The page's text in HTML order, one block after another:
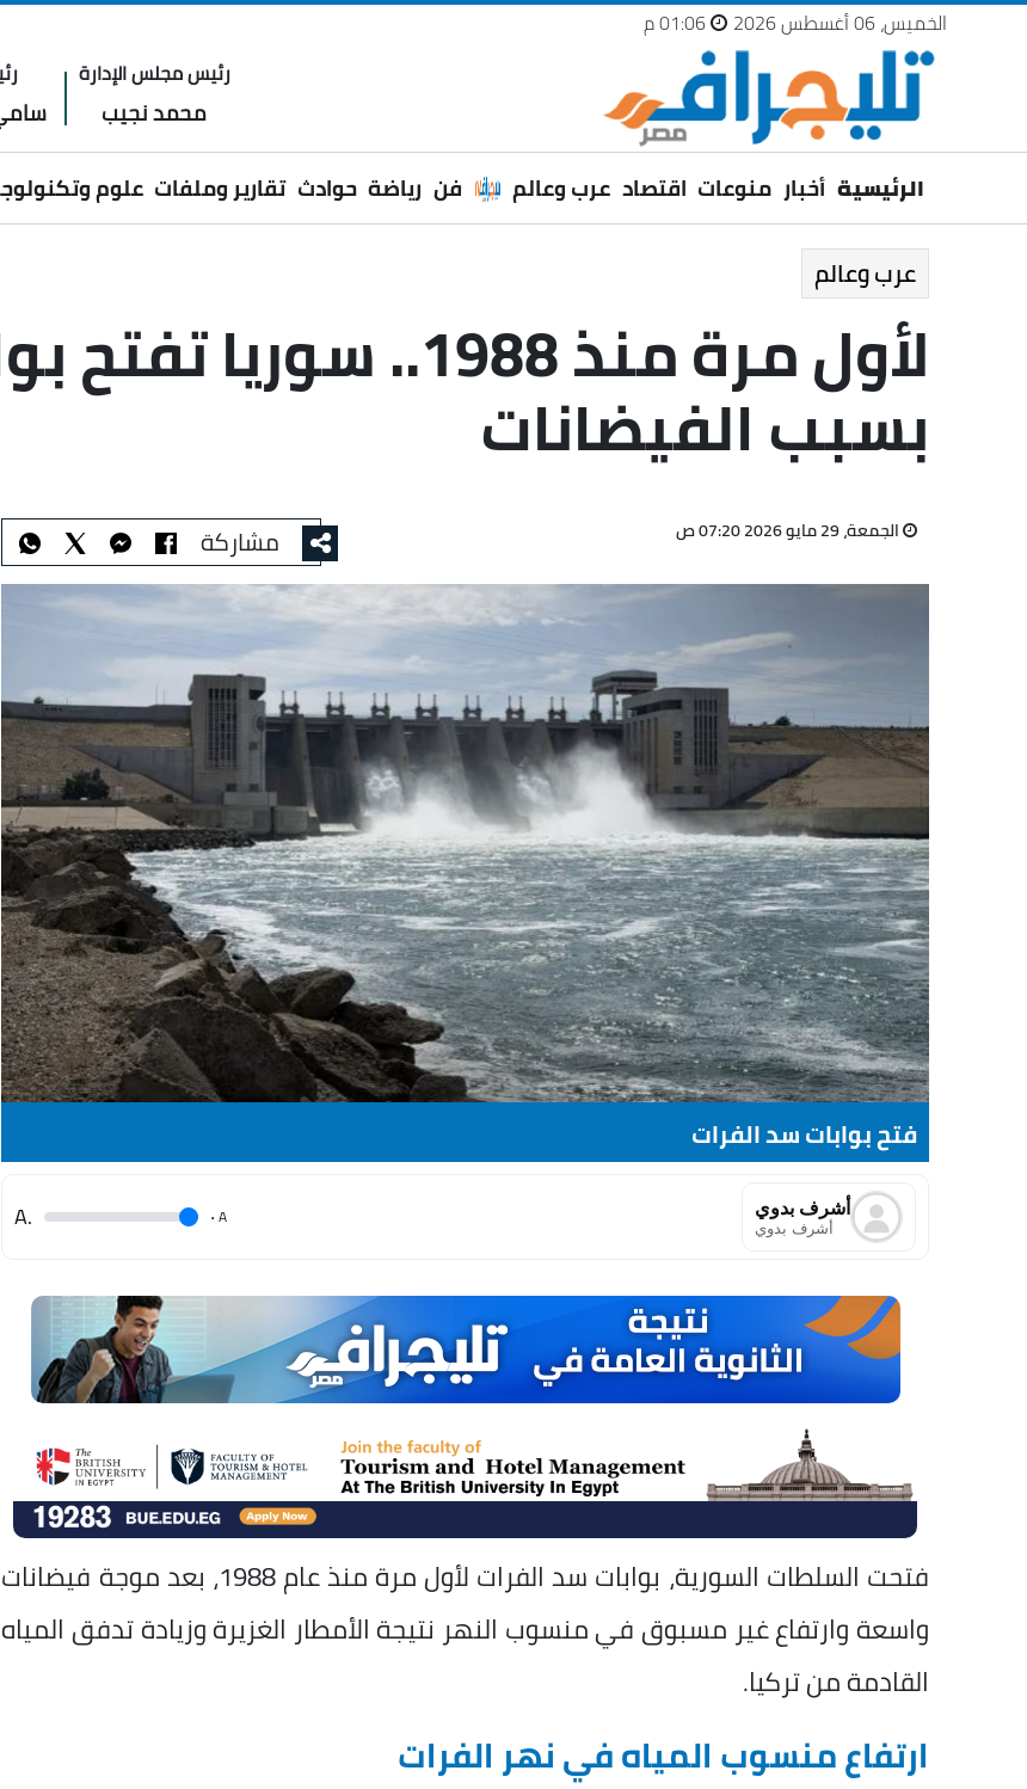
الخميس، 06 أغسطس 2026
01:06 م
رئيس مجلس الإدارة
محمد نجيب
الرئيسية أخبار منوعات اقتصاد عرب وعالم فن رياضة حوادث تقارير وملفات علوم
عرب وعالم
لأول مرة منذ 1988..
بسبب الفيضانات
الجمعة، 29 مايو 2026 07:20 ص مشاركة
فتح بوابات سد الفرات
أشرف بدوي
أشرف بدوي A
.
.A
فتحت السلطات السورية، بوابات سد الفرات لأول مرة منذ عام 1988، بعد موجة فيضانات
واسعة وارتفاع غير مسبوق في منسوب النهر نتيجة الأمطار الغزيرة وزيادة تدفق المياه
القادمة من تركيا.
ارتفاع منسوب المياه في نهر الفرات